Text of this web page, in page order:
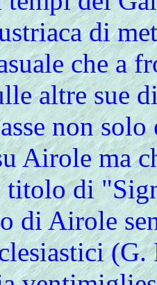
di
che a
altre sue
non
Airole ma
di
di Airole